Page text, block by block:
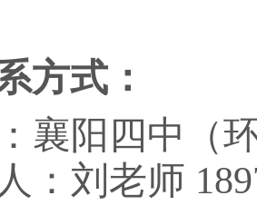
方式：
襄阳四中（
： 刘老师